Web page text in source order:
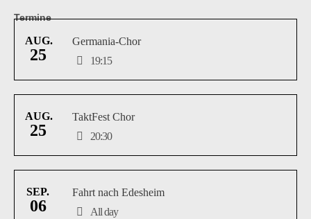
Termine
AUG.
25
Germania-Chor
19:15
AUG.
25
TaktFest Chor
20:30
SEP.
06
Fahrt nach Edesheim
All day